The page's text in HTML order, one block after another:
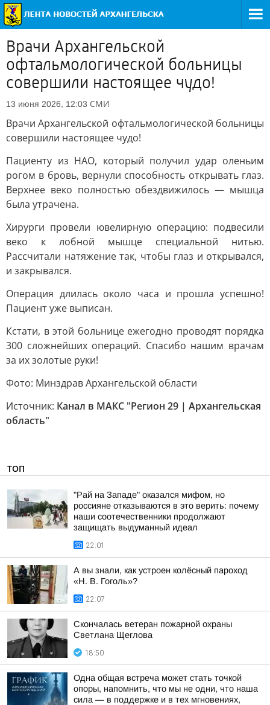
Врачи Архангельской
офтальмологической больницы
совершили настоящее чудо!
13 июня 2026, 12:03 СМИ
Врачи Архангельской офтальмологической больницы
совершили настоящее чудо!
Пациенту из НАО, который получил удар оленьим
рогом в бровь, вернули способность открывать глаз.
Верхнее веко полностью обездвижилось — мышца
была утрачена.
Хирурги провели ювелирную операцию: подвесили
веко к лобной мышце специальной нитью.
Рассчитали натяжение так, чтобы глаз и открывался,
и закрывался.
Операция длилась около часа и прошла успешно!
Пациент уже выписан.
Кстати, в этой больнице ежегодно проводят порядка
300 сложнейших операций. Спасибо нашим врачам
за их золотые руки!
Фото: Минздрав Архангельской области
Источник: Канал в МАКС "Регион 29 | Архангельская
область"
ТОП
"Рай на Западе" оказался мифом, но
россияне отказываются в это верить: почему
наши соотечественники продолжают
защищать выдуманный идеал
22:01
А вы знали, как устроен колёсный пароход
«Н. В. Гоголь»?
22:07
Скончалась ветеран пожарной охраны
Светлана Щеглова
18:50
Одна общая встреча может стать точкой
опоры, напомнить, что мы не одни, что наша
сила — в поддержке и в тех мгновениях,